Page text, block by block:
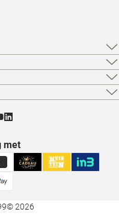
met
© 2026